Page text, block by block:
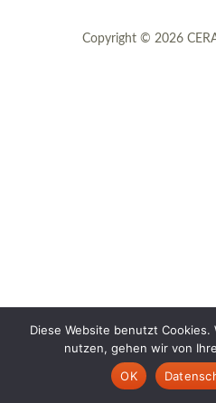
Copyright © 2026
Diese Website benutzt
nutzen, gehen wir von
OK